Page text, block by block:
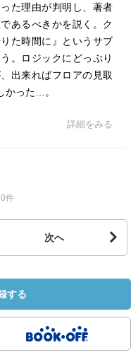
た理由が判明し、著者
あるべきかを説く。ク
た時間に』というサブ
。ロジックにどっぷり
出来ればフロアの見取
かった…。
詳細をみる
件
次へ
する